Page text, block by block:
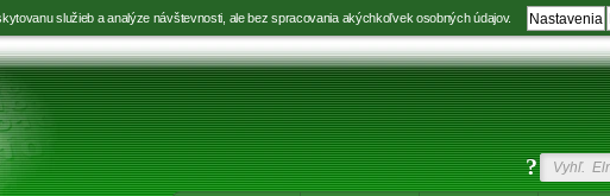
služieb a analýze návštevnosti, ale bez spracovania akýchkoľvek osobných údajov. Nastavenia
na
výber
jazyka
na
hlavnú
navigáciu
na
obsah
na
navigáciu
v
päte
?